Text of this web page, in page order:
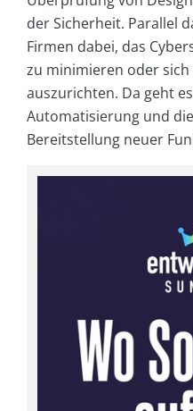
der Sicherheit. Parallel
Firmen dabei, das
zu minimieren oder
auszurichten. Da geht
Automatisierung und
Bereitstellung neuer